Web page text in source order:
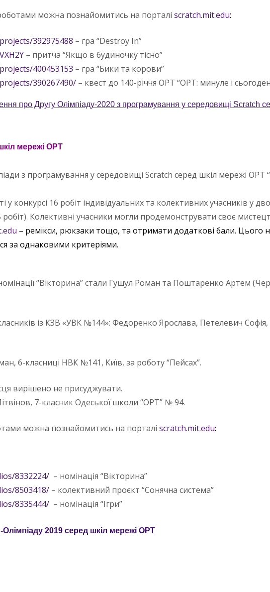
можна познайомитись на порталі scratch.mit.edu:
392975488 – гра “Destroy In”
– притча “Якщо в будиночку тісно”
400453153 – гра “Бики та корови”
390267490/ – квест до 140-річчя ОРТ “ОРТ: минуле і
про Другу Олімпіаду-2020 з програмування у середовищі Scratch
мережі ОРТ
з програмування у середовищі Scratch серед шкіл мережі ОРТ
у конкурсі 16 робіт індивідуальних та колективних учасників у
робіт). Колективні учасники могли продемонструвати своє
– ремікси, рюкзаки тощо, та отримати додаткові бали. Цього
за однаковими критеріями.
“Вікторина” стали Гушул Роман та Поштаренко Артем
із КЗВ «УВК №144»: Федоренко Ярослава, Петелевич
6-класниці НВК №141, Київ, за роботу “Пейсах”.
вирішено не присуджувати.
7-класник Одеської школи “ОРТ” № 94.
можна познайомитись на порталі scratch.mit.edu:
8332224/ – номінація “Вікторина”
8503418/ – колективний проєкт “Сонячна система”
8335444/ – номінація “Ігри”
2019 серед шкіл мережі ОРТ